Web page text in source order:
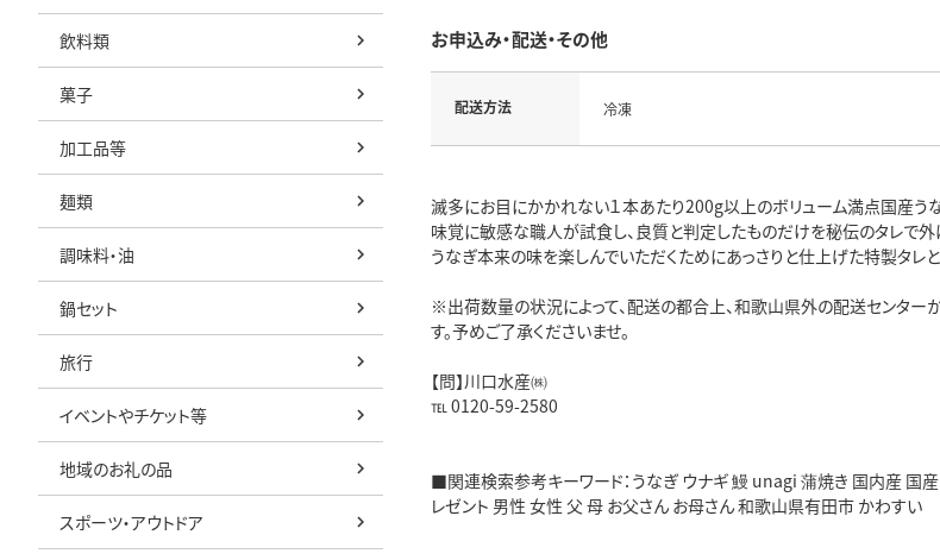
飲料類
菓子
加工品等
麺類
調味料・油
鍋セット
旅行
イベントやチケット等
地域のお礼の品
スポーツ・アウトドア
お申込み・配送・その他
配送方法 冷凍
滅多にお目にかかれない１本あたり200g以上のボリューム満点国産うな
味覚に敏感な職人が試食し、良質と判定したものだけを秘伝のタレで外
うなぎ本来の味を楽しんでいただくためにあっさりと仕上げた特製タレ
※出荷数量の状況によって、配送の都合上、和歌山県外の配送センタ
す。予めご了承くださいませ。
【問】川口水産㈱
℡ 0120-59-2580
■関連検索参考キーワード：うなぎ ウナギ 鰻 unagi 蒲焼き 国内産 国
レゼント 男性 女性 父 母 お父さん お母さん 和歌山県有田市 かわすい